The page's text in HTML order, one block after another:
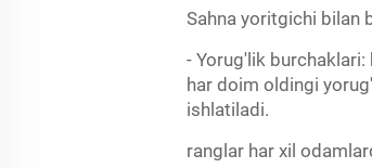
Sahna yoritgichi bilan
- Yorug'lik
har doim oldingi
ishlatiladi.
ranglar har xil